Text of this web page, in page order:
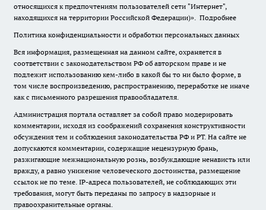
относящихся к предпочтениям пользователей сети "Интернет",
находящихся на территории Российской Федерации)». Подробнее
Политика конфиденциальности и обработки персональных данных
Вся информация, размещенная на данном сайте, охраняется в
соответствии с законодательством РФ об авторском праве и не
подлежит использованию кем-либо в какой бы то ни было форме, в
том числе воспроизведению, распространению, переработке не иначе
как с письменного разрешения правообладателя.
Администрация портала оставляет за собой право модерировать
комментарии, исходя из соображений сохранения конструктивности
обсуждения тем и соблюдения законодательства РФ и РТ. На сайте не
допускаются комментарии, содержащие нецензурную брань,
разжигающие межнациональную рознь, возбуждающие ненависть или
вражду, а равно унижение человеческого достоинства, размещение
ссылок не по теме. IP-адреса пользователей, не соблюдающих эти
требования, могут быть переданы по запросу в надзорные и
правоохранительные органы.